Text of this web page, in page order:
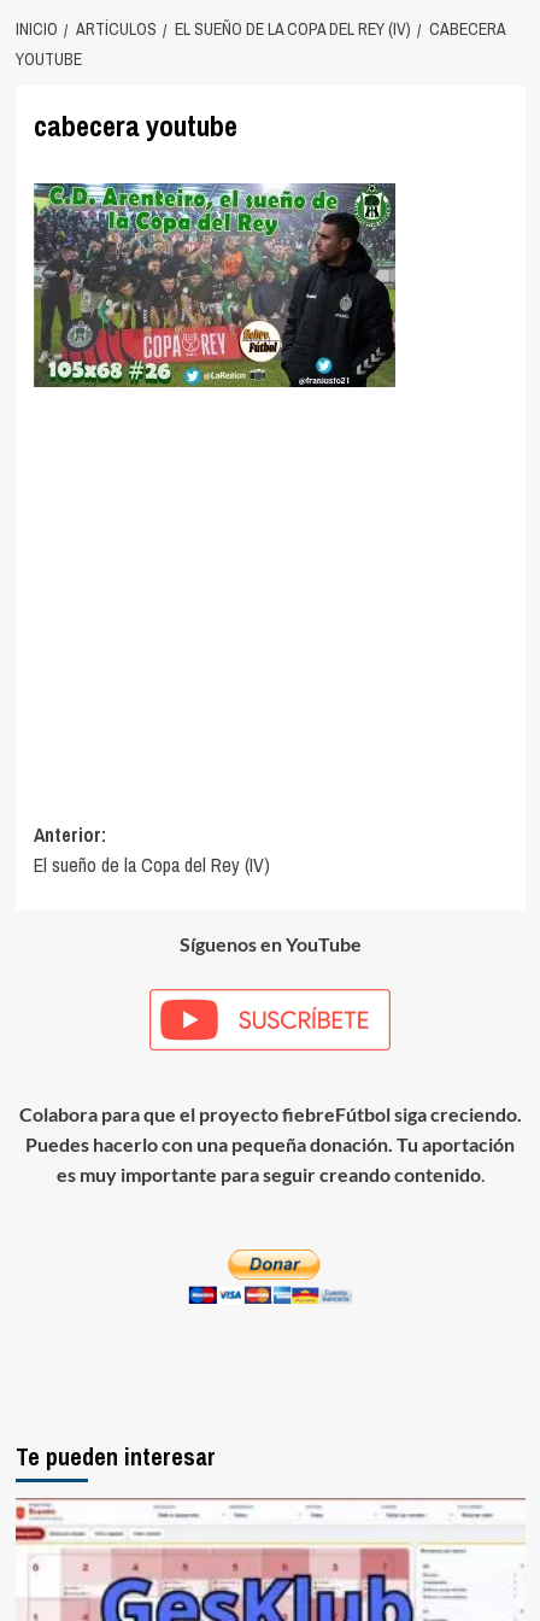
INICIO ARTÍCULOS EL SUEÑO DE LA COPA DEL REY (IV)
CABECERA
YOUTUBE
cabecera youtube
Navegación
de
Anterior:
El sueño de la Copa del Rey (IV)
Síguenos en YouTube
Colabora para que el proyecto fiebreFútbol siga creciendo.
Puedes hacerlo con una pequeña donación. Tu aportación
es muy importante para seguir creando contenido.
Te pueden interesar